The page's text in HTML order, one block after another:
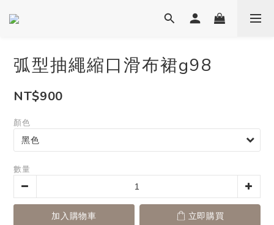
弧型抽繩縮口滑布裙g98
NT$900
顏色
數量
加入購物車 立即購買